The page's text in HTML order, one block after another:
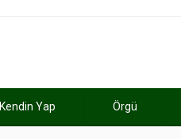
Kendin Yap Örgü